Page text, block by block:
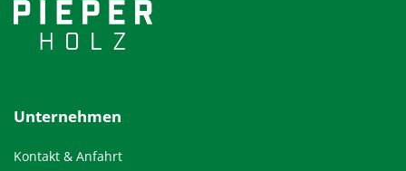
Unternehmen
Kontakt & Anfahrt